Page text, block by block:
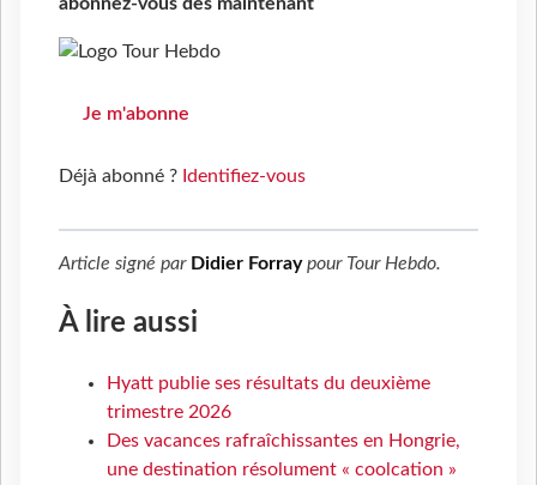
Je m'abonne
Déjà abonné ? Identifiez-vous
Article signé par Didier Forraypour Tour Hebdo.
À lire aussi
Hyatt publie ses résultats du deuxième
trimestre 2026
Des vacances rafraîchissantes en Hongrie,
une destination résolument « coolcation »